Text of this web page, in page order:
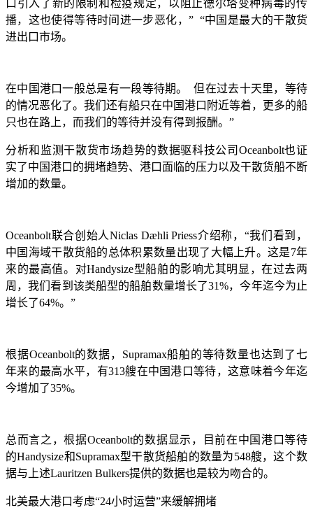
口引入了新的限制和检疫规定，以阻止德尔塔变种病毒的传
播，这也使得等待时间进一步恶化，” “中国是最大的干散货
进出口市场。
在中国港口一般总是有一段等待期。
但在过去十天里，等待
的情况恶化了。我们还有船只在中国港口附近等着，更多的船
只也在路上，而我们的等待并没有得到报酬。”
分析和监测干散货市场趋势的数据驱科技公司 Oceanbolt也证
实了中国港口的拥堵趋势、港口面临的压力以及干散货船不断
增加的数量。
Oceanbolt联合创始人Niclas Dæhli Priess介绍称，“我们看到，
中国海域干散货船的总体积累数量出现了大幅上升。这是7年
来的最高值。对Handysize型船舶的影响尤其明显，在过去两
周，我们看到该类船型的船舶数量增长了31%，今年迄今为止
增长了64%。”
根据Oceanbolt的数据，Supramax船舶的等待数量也达到了七
年来的最高水平，有313艘在中国港口等待，这意味着今年迄
今增加了35%。
总而言之，根据Oceanbolt的数据显示，目前在中国港口等待
的Handysize和Supramax型干散货船舶的数量为548艘，这个数
据与上述Lauritzen Bulkers提供的数据也是较为吻合的。
北美最大港口考虑“24小时运营”来缓解拥堵